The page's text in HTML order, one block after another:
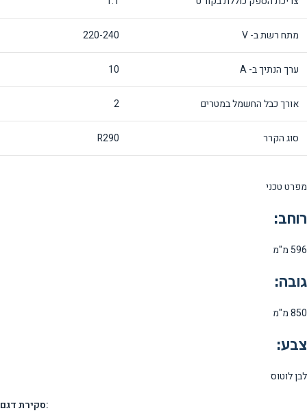
מתח רשת ב- V 220-240
ערך הנתיך ב- A 10
אורך כבל החשמל במטרים 2
סוג הקרר R290
מפרט טכני
רוחב:
596 מ"מ
גובה:
850 מ"מ
צבע:
לבן לוטוס
סקירת דגם: